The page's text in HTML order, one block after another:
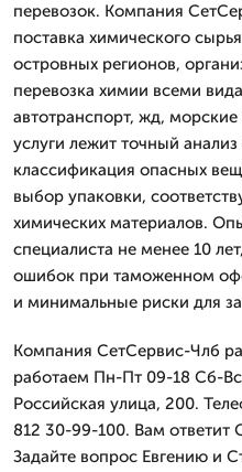
перевозок. Компания
поставка химического
островных регионов,
перевозка химии всеми
автотранспорт, жд,
услуги лежит точный анализ
классификация опасных
выбор упаковки,
химических материалов.
специалиста не менее 10
ошибок при таможенном
и минимальные риски для
Компания СетСервис-Члб
работаем Пн-Пт 09-18 Сб-
Российская улица, 200.
812 30-99-100. Вам ответит
Задайте вопрос Евгению и